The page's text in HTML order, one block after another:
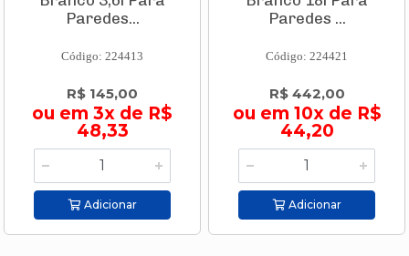
Paredes...
Código: 224413
R$ 145,00
ou em 3x de R$
48,33
Adicionar
Paredes ...
Código: 224421
R$ 442,00
ou em 10x de R$
44,20
Adicionar